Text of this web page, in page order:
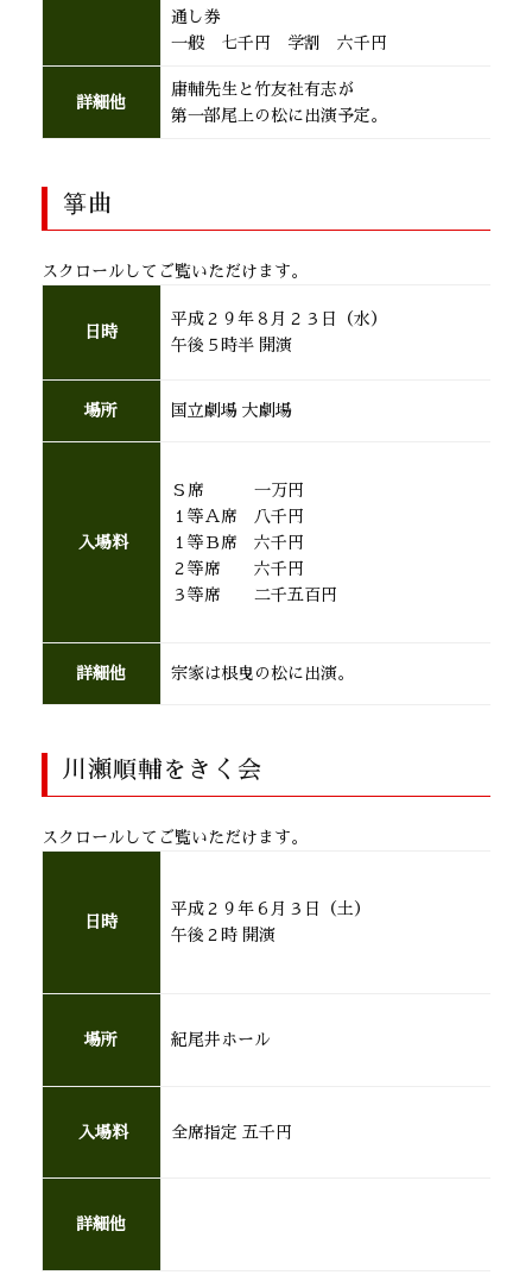
通し券
一般 七千円 学割 六千円
詳細他
庸輔先生と竹友社有志が
第一部尾上の松に出演予定。
箏曲
スクロールしてご覧いただけます。
日時
平成２９年８月２３日（水）
午後５時半 開演
場所 国立劇場 大劇場
入場料
Ｓ席 一万円
１等Ａ席 八千円
１等Ｂ席 六千円
２等席 六千円
３等席 二千五百円
詳細他 宗家は根曳の松に出演。
川瀬順輔をきく会
スクロールしてご覧いただけます。
日時
平成２９年６月３日（土）
午後２時 開演
場所 紀尾井ホール
入場料 全席指定 五千円
詳細他